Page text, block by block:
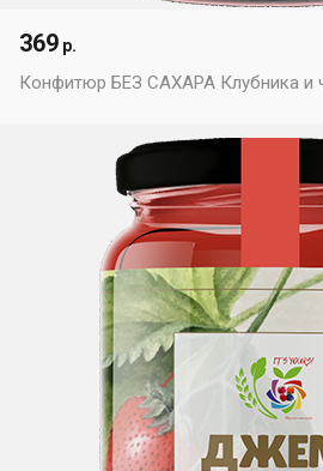
Конфитюр БЕЗ САХАРА Клубника и
369 р.